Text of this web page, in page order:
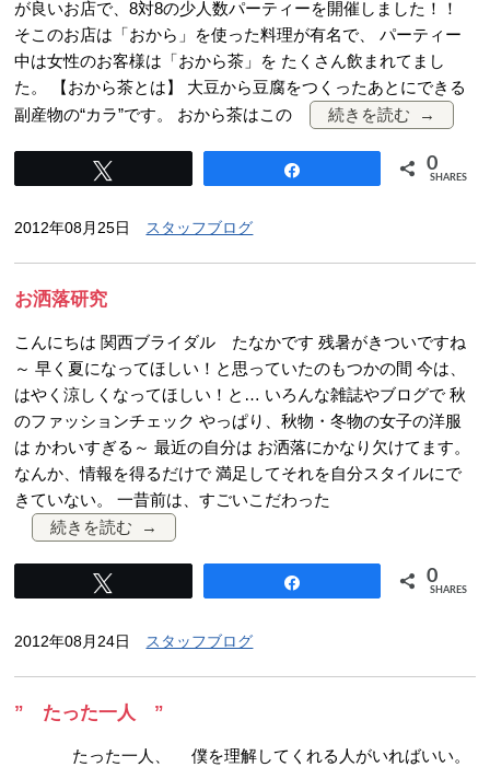
が良いお店で、8対8の少人数パーティーを開催しました！！
そこのお店は「おから」を使った料理が有名で、 パーティー
中は女性のお客様は「おから茶」を たくさん飲まれてまし
た。 【おから茶とは】 大豆から豆腐をつくったあとにできる
副産物の“カラ”です。 おから茶はこの
続きを読む
0
SHARES
2012年08月25日 スタッフブログ
お洒落研究
こんにちは 関西ブライダル たなかです 残暑がきついですね
～ 早く夏になってほしい！と思っていたのもつかの間 今は、
はやく涼しくなってほしい！と… いろんな雑誌やブログで 秋
のファッションチェック やっぱり、秋物・冬物の女子の洋服
は かわいすぎる～ 最近の自分は お洒落にかなり欠けてます。
なんか、情報を得るだけで 満足してそれを自分スタイルにで
きていない。 一昔前は、すごいこだわった
続きを読む
0
SHARES
2012年08月24日 スタッフブログ
” たった一人 ”
たった一人、 僕を理解してくれる人がいればいい。